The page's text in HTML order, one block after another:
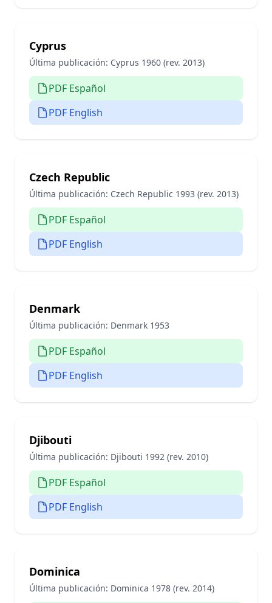
Cyprus
Última publicación: Cyprus 1960 (rev. 2013)
PDF Español
PDF English
Czech Republic
Última publicación: Czech Republic 1993 (rev. 2013)
PDF Español
PDF English
Denmark
Última publicación: Denmark 1953
PDF Español
PDF English
Djibouti
Última publicación: Djibouti 1992 (rev. 2010)
PDF Español
PDF English
Dominica
Última publicación: Dominica 1978 (rev. 2014)